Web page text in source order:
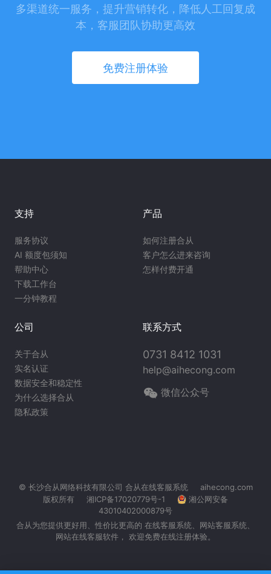
多渠道统一服务，提升营销转化，降低人工回复成
本，客服团队协助更高效
免费注册体验
支持
服务协议
AI 额度包须知
帮助中心
下载工作台
一分钟教程
产品
如何注册合从
客户怎么进来咨询
怎样付费开通
公司
关于合从
实名认证
数据安全和稳定性
为什么选择合从
隐私政策
联系方式
0731 8412 1031
help@aihecong.com
微信公众号
© 长沙合从网络科技有限公司 合从在线客服系统
aihecong.com
版权所有
湘ICP备17020779号-1
湘公网安备
43010402000879号
合从为您提供更好用、性价比更高的 在线客服系统、 网站客服系统
网站在线客服软件， 欢迎免费在线注册体验。